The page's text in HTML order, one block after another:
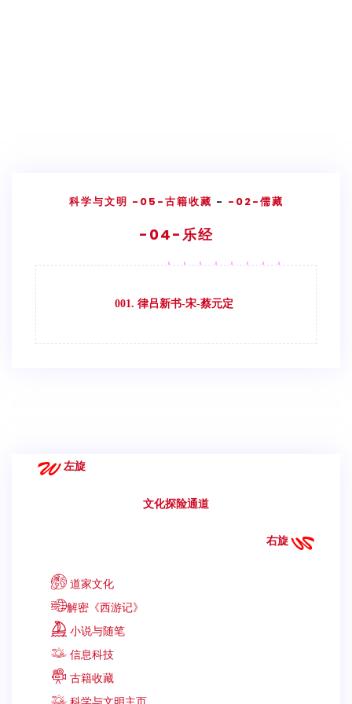
科学与文明 -05-古籍收藏 - -02-儒藏
-04-乐经
001. 律吕新书-宋-蔡元定
左旋
文化探险通道
右旋
道家文化
解密《西游记》
小说与随笔
信息科技
古籍收藏